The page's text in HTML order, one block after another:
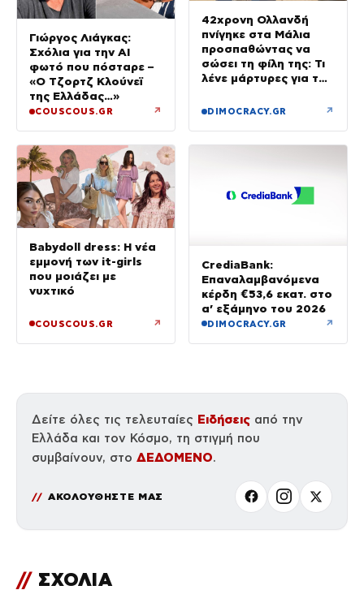
Γιώργος Λιάγκας:
Σχόλια για την ΑΙ
φωτό που πόσταρε –
«Ο Τζορτζ Κλούνεϊ
της Ελλάδας…»
COUSCOUS.GR ↗
42χρονη Ολλανδή
πνίγηκε στα Μάλια
προσπαθώντας να
σώσει τη φίλη της: Τι
λένε μάρτυρες για τον
DIMOCRACY.GR ↗
Babydoll dress: Η νέα
εμμονή των it-girls
που μοιάζει με
νυχτικό
COUSCOUS.GR ↗
CrediaBank:
Επαναλαμβανόμενα
κέρδη €53,6 εκατ. στο
α’ εξάμηνο του 2026
DIMOCRACY.GR ↗
Δείτε όλες τις τελευταίες Ειδήσεις από την
Ελλάδα και τον Κόσμο, τη στιγμή που
συμβαίνουν, στο ΔΕΔΟΜΕΝΟ.
ΑΚΟΛΟΥΘΗΣΤΕ ΜΑΣ
// ΣΧΟΛΙΑ